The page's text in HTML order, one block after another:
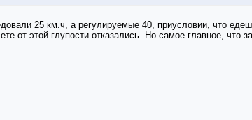
25 км.ч, а регулируемые 40, приусловии, что
от этой глупости отказались. Но самое главное, что